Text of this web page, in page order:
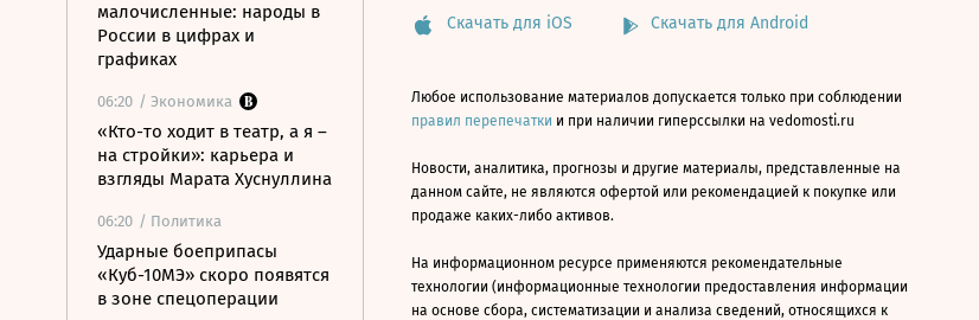
малочисленные: народы в
России в цифрах и
графиках
06:20 / Экономика
«Кто-то ходит в театр, а я –
на стройки»: карьера и
взгляды Марата Хуснуллина
06:20 / Политика
Ударные боеприпасы
«Куб-10МЭ» скоро появятся
в зоне спецоперации
Скачать для iOS Скачать для Android
Любое использование материалов допускается только при соблюдении
правил перепечатки и при наличии гиперссылки на vedomosti.ru
Новости, аналитика, прогнозы и другие материалы, представленные на
данном сайте, не являются офертой или рекомендацией к покупке или
продаже каких-либо активов.
На информационном ресурсе применяются рекомендательные
технологии (информационные технологии предоставления информации
на основе сбора, систематизации и анализа сведений, относящихся к